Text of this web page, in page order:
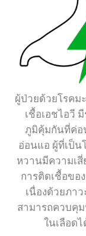
ผู้ป่วยด้วยโรคม
เชื้อเอชไอวี
ภูมิคุ้มกันที่ค่อ
อ่อนแอ ผู้ที่เป็น
หวานมีความเสี่
การติดเชื้อขอ
เนื่องด้วยภา
สามารถควบคุ
ในเลือด